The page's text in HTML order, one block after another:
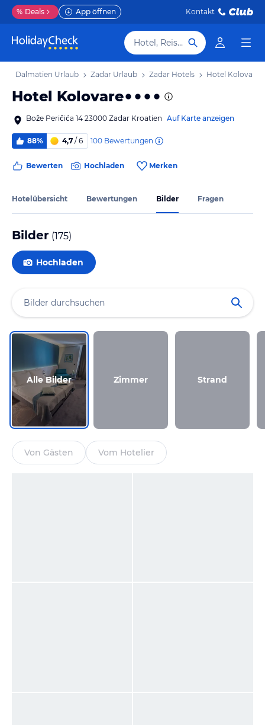
% Deals App öffnen Kontakt
Hotel, Reiseziel
Dalmatien Urlaub Zadar Urlaub Zadar Hotels Hotel Kolovare
Hotel Kolovare
Bože Peričića 14 23000 Zadar Kroatien Auf Karte anzeigen
88% 4,7 / 6 100 Bewertungen
Bewerten Hochladen Merken
Hotelübersicht Bewertungen Bilder Fragen
Bilder (175)
Hochladen
Alle Bilder Zimmer Strand
Von Gästen Vom Hotelier